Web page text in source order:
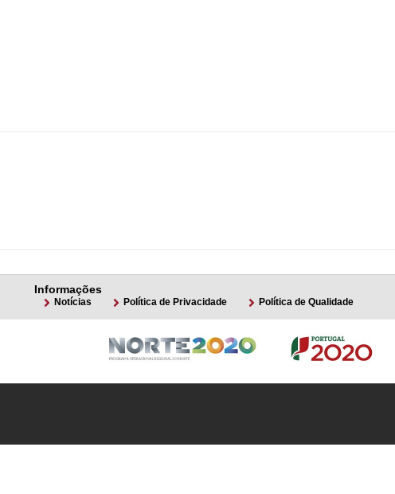
Informações
Notícias Política de Privacidade Política de Qualidade